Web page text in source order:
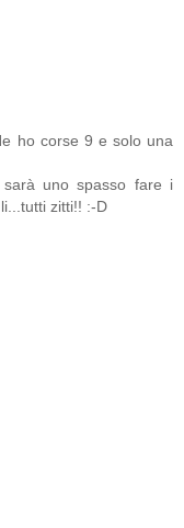
ho corse 9 e solo una
uno spasso fare i
zitti!! :-D